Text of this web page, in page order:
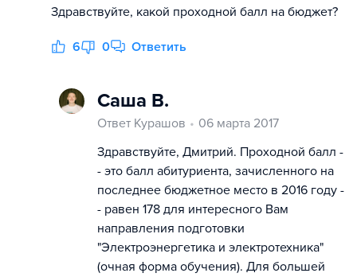
Здравствуйте, какой проходной балл на бюджет?
6 0 Ответить
Саша В.
Ответ Курашов
06 марта 2017
Здравствуйте, Дмитрий. Проходной балл -
- это балл абитуриента, зачисленного на
последнее бюджетное место в 2016 году -
- равен 178 для интересного Вам
направления подготовки
"Электроэнергетика и электротехника"
(очная форма обучения). Для большей